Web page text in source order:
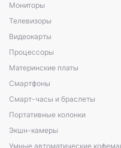
Мониторы
Телевизоры
Видеокарты
Процессоры
Материнские платы
Смартфоны
Смарт-часы и браслеты
Портативные колонки
Экшн-камеры
Умные автоматические